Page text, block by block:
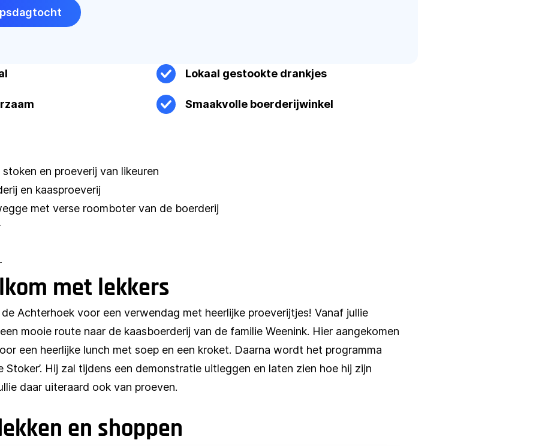
Lokaal gestookte drankjes
Smaakvolle boerderijwinkel
en proeverij van likeuren
en kaasproeverij
met verse roomboter van de boerderij
met lekkers
Achterhoek voor een verwendag met heerlijke proeverijtjes! Vanaf jullie
mooie route naar de kaasboerderij van de familie Weenink. Hier aangekomen
een heerlijke lunch met soep en een kroket. Daarna wordt het programma
Stoker’. Hij zal tijdens een demonstratie uitleggen en laten zien hoe hij zijn
daar uiteraard ook van proeven.
en shoppen